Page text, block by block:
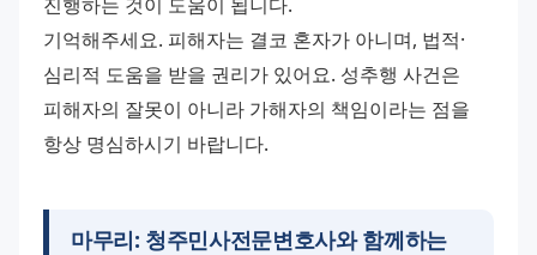
기억해주세요. 피해자는 결코 혼자가 아니며, 법적·
심리적 도움을 받을 권리가 있어요. 성추행 사건은
피해자의 잘못이 아니라 가해자의 책임이라는 점을
항상 명심하시기 바랍니다.
마무리: 청주민사전문변호사와 함께하는